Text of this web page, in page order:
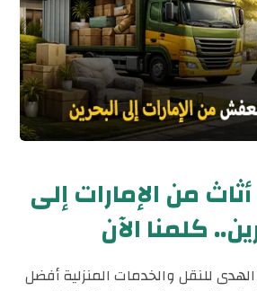
من الإمارات إلى
كلمنا الآن
للنقل والخدمات المنزلية أفضل